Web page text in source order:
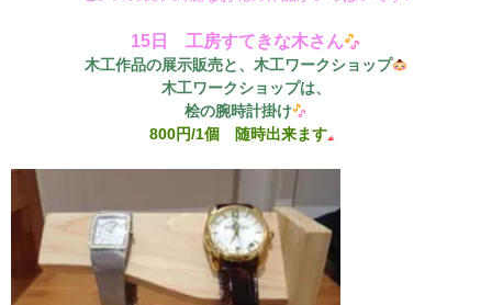
15日 工房すてきな木さん
木工作品の展示販売と、木工ワークショップ
木工ワークショップは、
桧の腕時計掛け
800円/1個 随時出来ます